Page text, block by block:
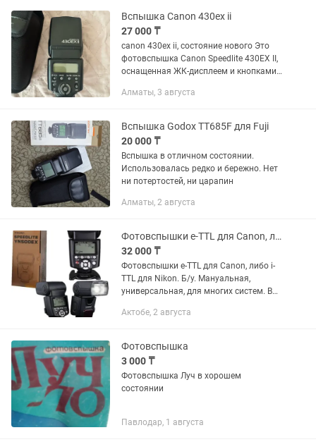
Встроенный...
Вспышка Canon 430ex ii
27 000 ₸
canon 430ex ii, состояние нового Это
фотовспышка Canon Speedlite 430EX II,
оснащенная ЖК-дисплеем и кнопками
панели.Устройство предназначено для
Алматы, 3 августа
Вспышка Godox TT685F для Fuji
20 000 ₸
Вспышка в отличном состоянии.
Использовалась редко и бережно. Нет
ни потертостей, ни царапин
Алматы, 2 августа
Фотовспышки e-TTL для Canon, либо i-TTL для Nikon. Б/у
32 000 ₸
Фотовспышки e-TTL для Canon, либо i-
TTL для Nikon. Б/у. Мануальная,
универсальная, для многих систем. В
оригинал Nikon. Цены разные.
Актобе, 2 августа
Фотовспышка
3 000 ₸
Фотовспышка Луч в хорошем
состоянии
Павлодар, 1 августа